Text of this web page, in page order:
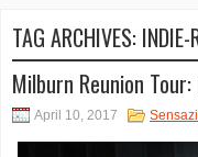
TAG ARCHIVES: INDIE-
Milburn Reunion
April 10, 2017